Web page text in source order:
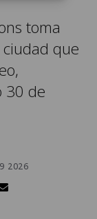
toma
que
30 de
2026